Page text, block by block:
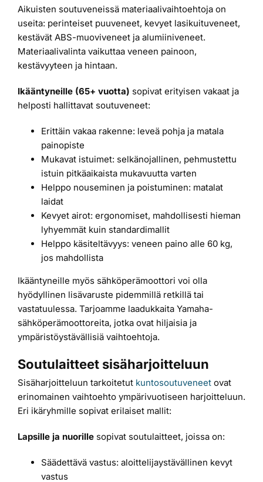
Aikuisten soutuveneissä materiaalivaihtoehtoja on
useita: perinteiset puuveneet, kevyet lasikuituveneet,
kestävät ABS-muoviveneet ja alumiiniveneet.
Materiaalivalinta vaikuttaa veneen painoon,
kestävyyteen ja hintaan.
Ikääntyneille (65+ vuotta) sopivat erityisen vakaat ja
helposti hallittavat soutuveneet:
Erittäin vakaa rakenne: leveä pohja ja matala
painopiste
Mukavat istuimet: selkänojallinen, pehmustettu
istuin pitkäaikaista mukavuutta varten
Helppo nouseminen ja poistuminen: matalat
laidat
Kevyet airot: ergonomiset, mahdollisesti hieman
lyhyemmät kuin standardimallit
Helppo käsiteltävyys: veneen paino alle 60 kg,
jos mahdollista
Ikääntyneille myös sähköperämoottori voi olla
hyödyllinen lisävaruste pidemmillä retkillä tai
vastatuulessa. Tarjoamme laadukkaita Yamaha-
sähköperämoottoreita, jotka ovat hiljaisia ja
ympäristöystävällisiä vaihtoehtoja.
Soutulaitteet sisäharjoitteluun
Sisäharjoitteluun tarkoitetut kuntosoutuveneet ovat
erinomainen vaihtoehto ympärivuotiseen harjoitteluun.
Eri ikäryhmille sopivat erilaiset mallit:
Lapsille ja nuorille sopivat soutulaitteet, joissa on:
Säädettävä vastus: aloittelijaystävällinen kevyt
vastus